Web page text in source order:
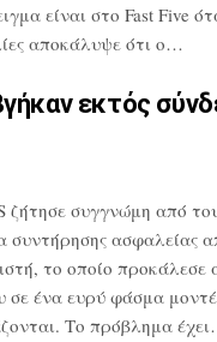
είναι στο Fast Five
αποκάλυψε ότι ο…
εκτός
ζήτησε συγγνώμη από
συντήρησης ασφαλείας
το οποίο προκάλεσε
σεένα ευρύ φάσμα
Το πρόβλημα